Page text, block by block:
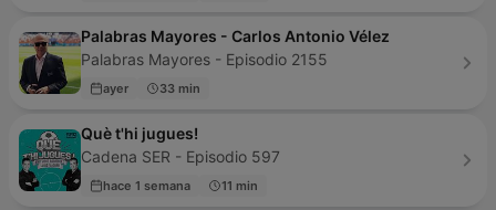
Palabras Mayores - Carlos Antonio Vélez
Palabras Mayores - Episodio 2155
ayer 33 min
Què t'hi jugues!
Cadena SER - Episodio 597
hace 1 semana 11 min